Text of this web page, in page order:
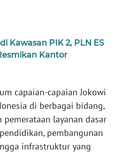
Kawasan PIK 2, PLN ES
Kantor
capaian-capaian Jokowi
di berbagai bidang,
layanan dasar
pembangunan
infrastruktur yang